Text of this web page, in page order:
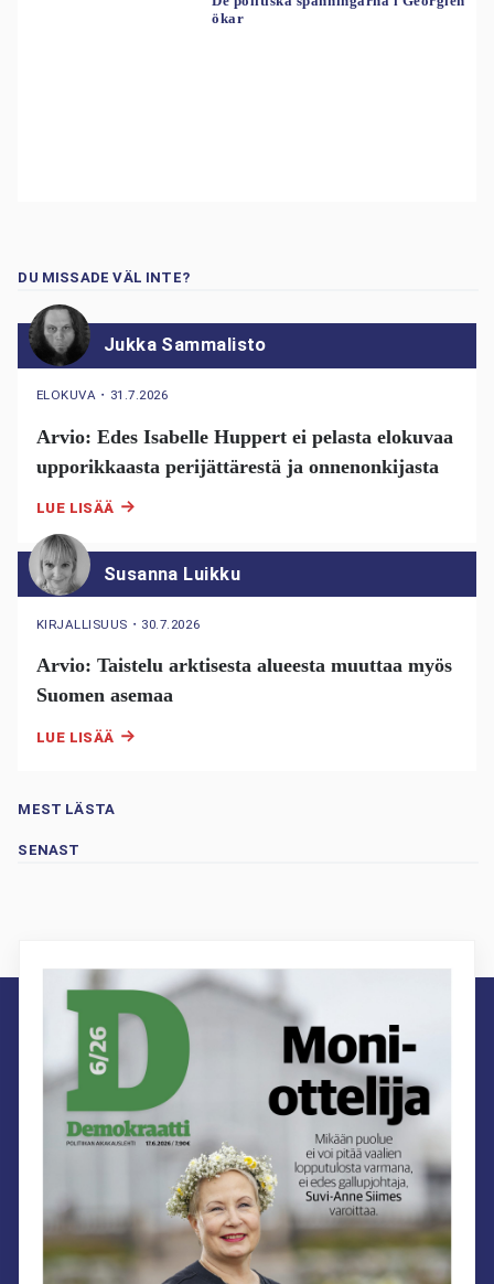
ökar
DU MISSADE VÄL INTE?
Jukka Sammalisto
ELOKUVA ・ 31.7.2026
Arvio: Edes Isabelle Huppert ei pelasta elokuvaa
upporikkaasta perijättärestä ja onnenonkijasta
LUE LISÄÄ
Susanna Luikku
KIRJALLISUUS ・ 30.7.2026
Arvio: Taistelu arktisesta alueesta muuttaa myös
Suomen asemaa
LUE LISÄÄ
MEST LÄSTA
SENAST